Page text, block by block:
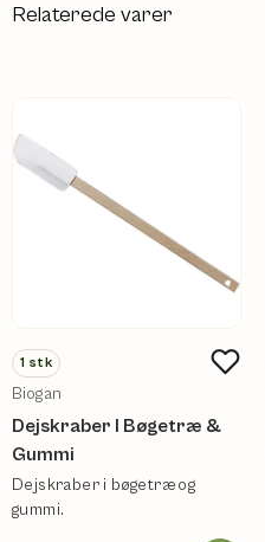
Relaterede varer
1 stk
Biogan
Dejskraber I Bøgetræ &
Gummi
Dejskraber i bøgetræ og
gummi.